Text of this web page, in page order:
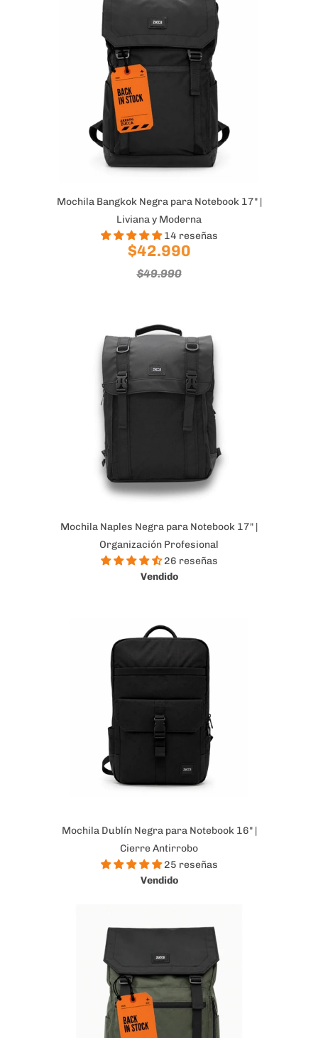
Mochila Bangkok Negra para Notebook 17" |
Liviana y Moderna
14 reseñas
$42.990
$49.990
Mochila Naples Negra para Notebook 17" |
Organización Profesional
26 reseñas
Vendido
Mochila Dublín Negra para Notebook 16" |
Cierre Antirrobo
25 reseñas
Vendido